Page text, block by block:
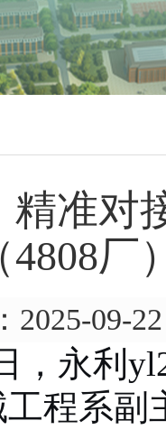
精准
4808
2025-
，永利
程系